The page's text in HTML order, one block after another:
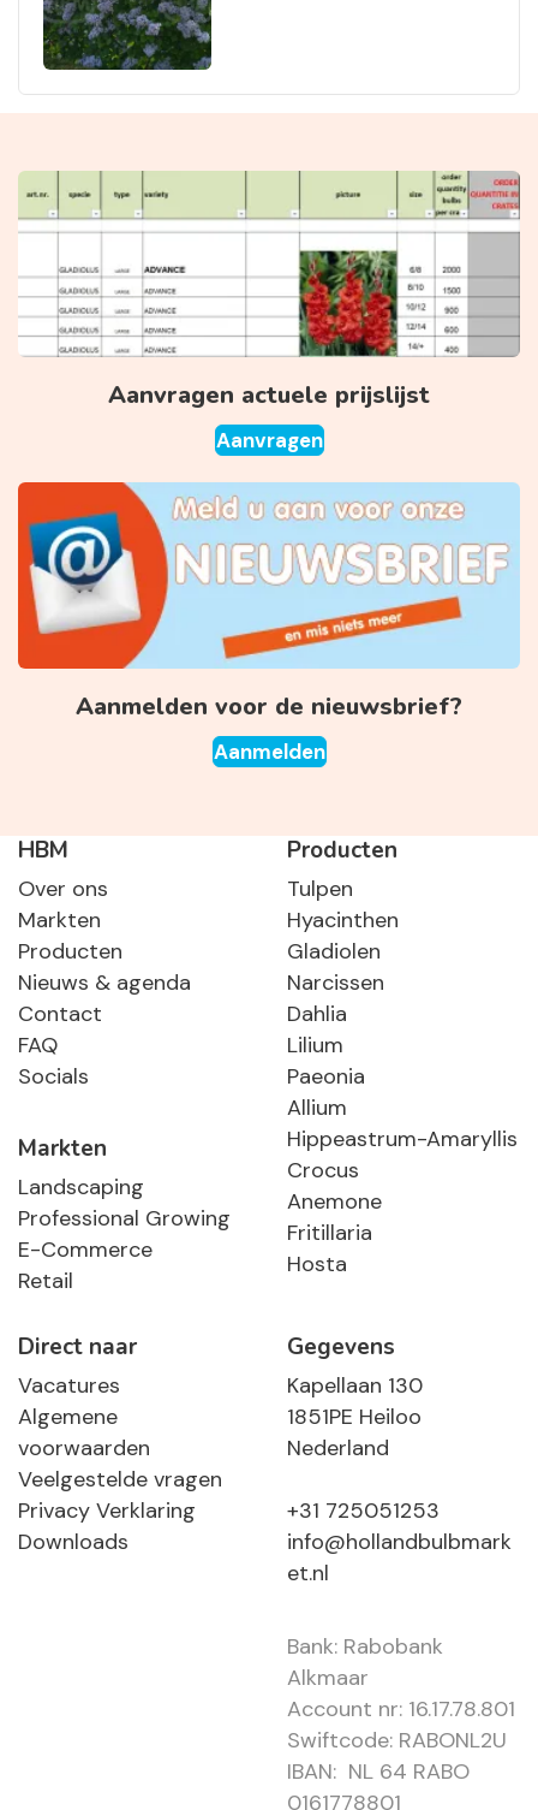
Aanvragen actuele prijslijst
Aanvragen
Aanmelden voor de nieuwsbrief?
Aanmelden
HBM
Over ons
Markten
Producten
Nieuws & agenda
Contact
FAQ
Socials
Markten
Landscaping
Professional Growing
E-Commerce
Retail
Producten
Tulpen
Hyacinthen
Gladiolen
Narcissen
Dahlia
Lilium
Paeonia
Allium
Hippeastrum-Amaryllis
Crocus
Anemone
Fritillaria
Hosta
Direct naar
Vacatures
Algemene
voorwaarden
Veelgestelde vragen
Privacy Verklaring
Downloads
Gegevens
Kapellaan 130
1851PE Heiloo
Nederland
+31 725051253
info@hollandbulbmark
et.nl
Bank: Rabobank
Alkmaar
Account nr: 16.17.78.801
Swiftcode: RABONL2U
IBAN: NL 64 RABO
0161778801